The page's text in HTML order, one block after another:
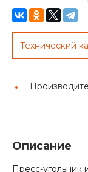
Технический
Описание
Пресс-